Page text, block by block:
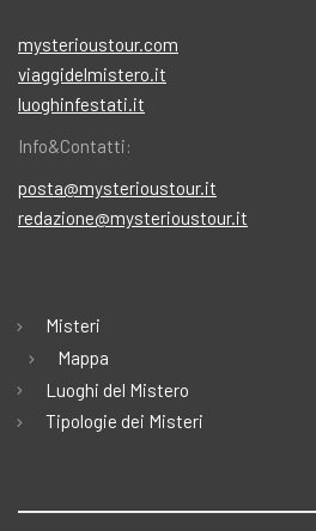
mysterioustour.com
viaggidelmistero.it
luoghinfestati.it
Info&Contatti:
posta@mysterioustour.it
redazione@mysterioustour.it
Misteri
Mappa
Luoghi del Mistero
Tipologie dei Misteri